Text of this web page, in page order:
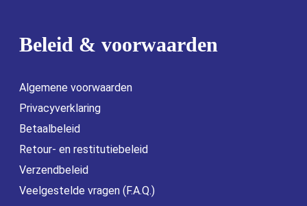
Beleid & voorwaarden
Algemene voorwaarden
Privacyverklaring
Betaalbeleid
Retour- en restitutiebeleid
Verzendbeleid
Veelgestelde vragen (F.A.Q.)